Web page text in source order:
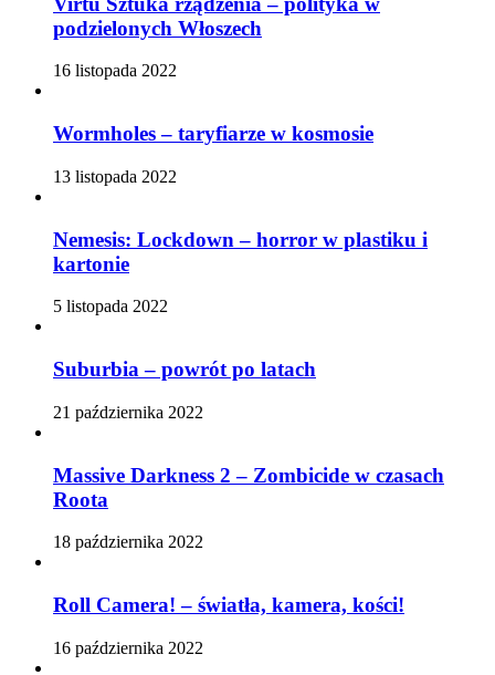
podzielonych Włoszech
16 listopada 2022
Wormholes – taryfiarze w kosmosie
13 listopada 2022
Nemesis: Lockdown – horror w plastiku i
kartonie
5 listopada 2022
Suburbia – powrót po latach
21 października 2022
Massive Darkness 2 – Zombicide w czasach
Roota
18 października 2022
Roll Camera! – światła, kamera, kości!
16 października 2022